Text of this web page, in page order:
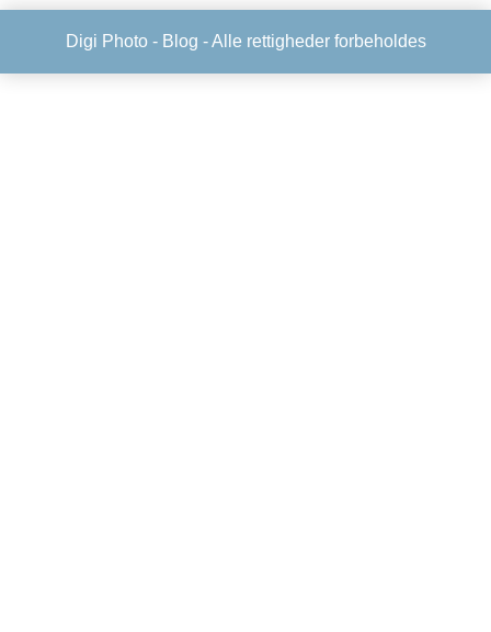
Digi Photo - Blog - Alle rettigheder forbeholdes